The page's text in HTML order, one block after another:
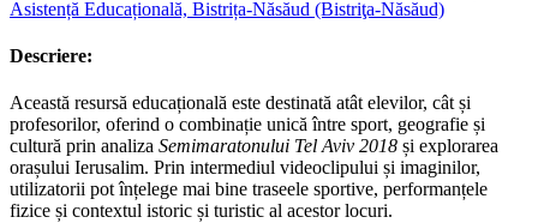
Asistență Educațională, Bistrița-Năsăud (Bistriţa-Năsăud)
Descriere:
Această resursă educațională este destinată atât elevilor, cât și
profesorilor, oferind o combinație unică între sport, geografie și
cultură prin analiza Semimaratonului Tel Aviv 2018 și explorarea
orașului Ierusalim. Prin intermediul videoclipului și imaginilor,
utilizatorii pot înțelege mai bine traseele sportive, performanțele
fizice și contextul istoric și turistic al acestor locuri.